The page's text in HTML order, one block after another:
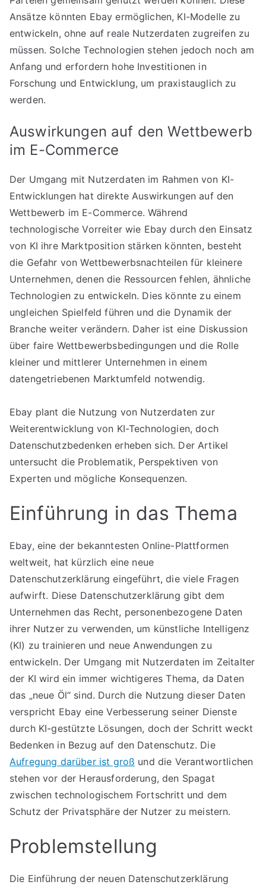
Ansätze könnten Ebay ermöglichen, KI-Modelle zu
entwickeln, ohne auf reale Nutzerdaten zugreifen zu
müssen. Solche Technologien stehen jedoch noch am
Anfang und erfordern hohe Investitionen in
Forschung und Entwicklung, um praxistauglich zu
werden.
Auswirkungen auf den Wettbewerb
im E-Commerce
Der Umgang mit Nutzerdaten im Rahmen von KI-
Entwicklungen hat direkte Auswirkungen auf den
Wettbewerb im E-Commerce. Während
technologische Vorreiter wie Ebay durch den Einsatz
von KI ihre Marktposition stärken könnten, besteht
die Gefahr von Wettbewerbsnachteilen für kleinere
Unternehmen, denen die Ressourcen fehlen, ähnliche
Technologien zu entwickeln. Dies könnte zu einem
ungleichen Spielfeld führen und die Dynamik der
Branche weiter verändern. Daher ist eine Diskussion
über faire Wettbewerbsbedingungen und die Rolle
kleiner und mittlerer Unternehmen in einem
datengetriebenen Marktumfeld notwendig.
Ebay plant die Nutzung von Nutzerdaten zur
Weiterentwicklung von KI-Technologien, doch
Datenschutzbedenken erheben sich. Der Artikel
untersucht die Problematik, Perspektiven von
Experten und mögliche Konsequenzen.
Einführung in das Thema
Ebay, eine der bekanntesten Online-Plattformen
weltweit, hat kürzlich eine neue
Datenschutzerklärung eingeführt, die viele Fragen
aufwirft. Diese Datenschutzerklärung gibt dem
Unternehmen das Recht, personenbezogene Daten
ihrer Nutzer zu verwenden, um künstliche Intelligenz
(KI) zu trainieren und neue Anwendungen zu
entwickeln. Der Umgang mit Nutzerdaten im Zeitalter
der KI wird ein immer wichtigeres Thema, da Daten
das „neue Öl“ sind. Durch die Nutzung dieser Daten
verspricht Ebay eine Verbesserung seiner Dienste
durch KI-gestützte Lösungen, doch der Schritt weckt
Bedenken in Bezug auf den Datenschutz. Die
Aufregung darüber ist groß und die Verantwortlichen
stehen vor der Herausforderung, den Spagat
zwischen technologischem Fortschritt und dem
Schutz der Privatsphäre der Nutzer zu meistern.
Problemstellung
Die Einführung der neuen Datenschutzerklärung